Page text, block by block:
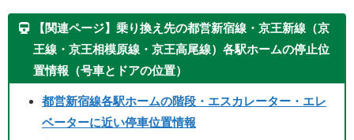
【関連ページ】乗り換え先の都営新宿線・京王新線（京
王線・京王相模原線・京王高尾線）各駅ホームの停止位
置情報（号車とドアの位置）
都営新宿線各駅ホームの階段・エスカレーター・エレ
ベーターに近い停車位置情報